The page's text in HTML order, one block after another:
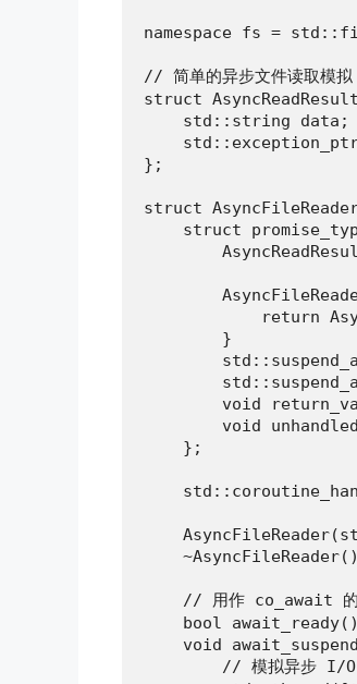
namespace fs =
// 简单的异步文件读取模拟
struct
    std::string data;
};
struct
struct
return
        }
void
void
    };
// 用作 co_await
bool
void
// 模拟异步 I/